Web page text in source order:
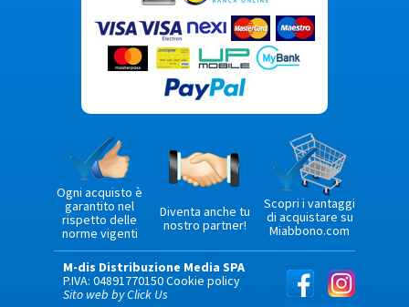
Ogni acquisto è
garantito nel
rispetto delle
norme vigenti
Diventa anche tu
nostro partner!
Scopri i vantaggi
di acquistare su
Miabbono.com
M-dis Distribuzione Media SPA
P.IVA: 04891770150Cookie policy
Sito web by Click Us